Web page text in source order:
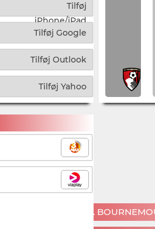
Tilføj
iPhone/iPad
Tilføj Google
Tilføj Outlook
Tilføj Yahoo
KAMPE FOR A.F.C.